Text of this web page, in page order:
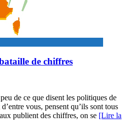
de chiffres
de ce que disent les politiques de
vous, pensent qu’ils sont tous
publient des chiffres, on se [Lire la